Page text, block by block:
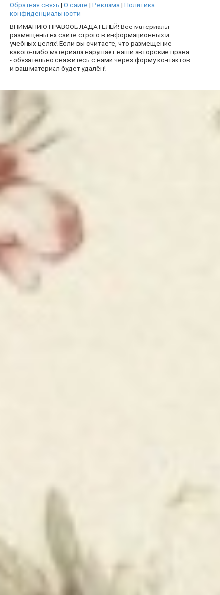
Обратная связь | О сайте | Реклама | Политика
конфиденциальности
ВНИМАНИЮ ПРАВООБЛАДАТЕЛЕЙ! Все материалы
размещены на сайте строго в информационных и
учебных целях! Если вы считаете, что размещение
какого-либо материала нарушает ваши авторские права
- обязательно свяжитесь с нами через форму контактов
и ваш материал будет удалён!